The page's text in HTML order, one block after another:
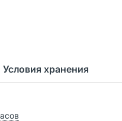
Условия хранения